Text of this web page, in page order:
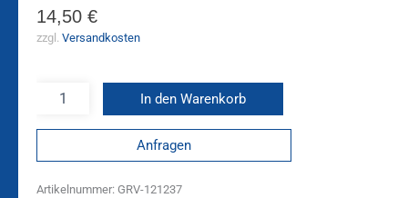
14,50 €
zzgl. Versandkosten
In den Warenkorb
Anfragen
Artikelnummer: GRV-121237